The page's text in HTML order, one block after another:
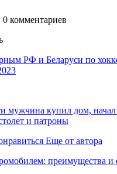
0 комментариев
РФ и Беларуси по
мужчина купил дом,
и патроны
Еще от автора
преимущества и